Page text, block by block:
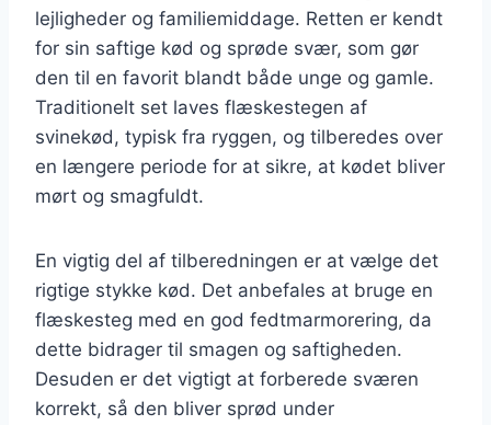
lejligheder og familiemiddage. Retten er kendt
for sin saftige kød og sprøde svær, som gør
den til en favorit blandt både unge og gamle.
Traditionelt set laves flæskestegen af
svinekød, typisk fra ryggen, og tilberedes over
en længere periode for at sikre, at kødet bliver
mørt og smagfuldt.
En vigtig del af tilberedningen er at vælge det
rigtige stykke kød. Det anbefales at bruge en
flæskesteg med en god fedtmarmorering, da
dette bidrager til smagen og saftigheden.
Desuden er det vigtigt at forberede sværen
korrekt, så den bliver sprød under